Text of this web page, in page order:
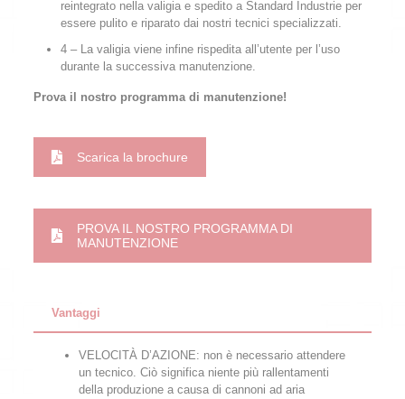
reintegrato nella valigia e spedito a Standard Industrie per
essere pulito e riparato dai nostri tecnici specializzati.
4 – La valigia viene infine rispedita all’utente per l’uso
durante la successiva manutenzione.
Prova il nostro programma di manutenzione!
Scarica la brochure
PROVA IL NOSTRO PROGRAMMA DI
MANUTENZIONE
Vantaggi
VELOCITÀ D’AZIONE: non è necessario attendere
un tecnico. Ciò significa niente più rallentamenti
della produzione a causa di cannoni ad aria